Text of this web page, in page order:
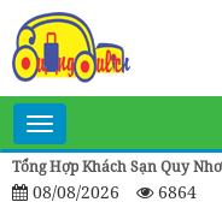
Toggle
navigation
Tổng Hợp Khách Sạn Quy
08/08/2026 6864